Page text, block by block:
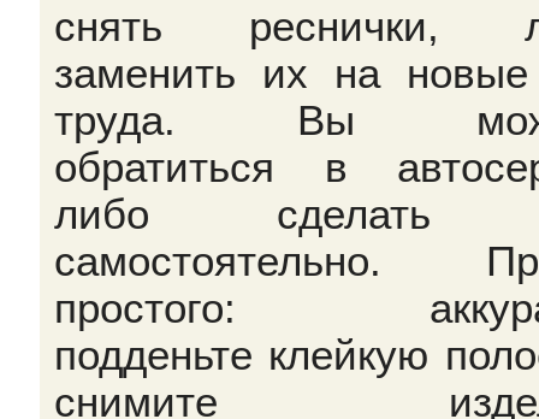
снять реснички,
заменить их на
труда. Вы
обратиться в
либо сделать
самостоятельно.
простого:
подденьте клейкую
снимите